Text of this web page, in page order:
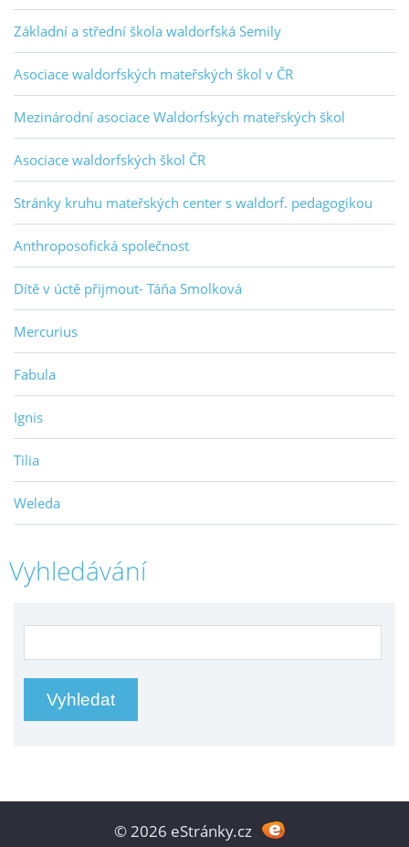
Základní a střední škola waldorfská Semily
Asociace waldorfských mateřských škol v ČR
Mezinárodní asociace Waldorfských mateřských škol
Asociace waldorfských škol ČR
Stránky kruhu mateřských center s waldorf. pedagogikou
Anthroposofická společnost
Dítě v úctě přijmout- Táňa Smolková
Mercurius
Fabula
Ignis
Tilia
Weleda
Vyhledávání
© 2026 eStránky.cz